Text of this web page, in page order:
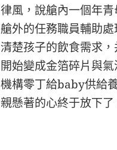
律風，說艙內一個年
艙外的任務職員輔助
清楚孩子的飲食需求
開始變成金箔碎片與
機構零丁給baby供給
親懸著的心終于放下了